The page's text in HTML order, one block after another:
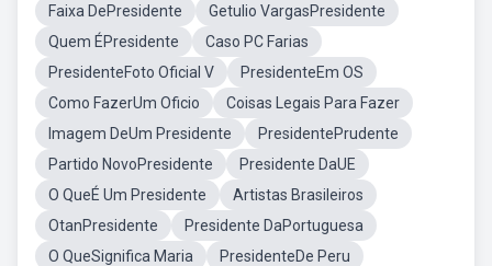
Faixa DePresidente
Getulio VargasPresidente
Quem ÉPresidente
Caso PC Farias
PresidenteFoto Oficial V
PresidenteEm OS
Como FazerUm Oficio
Coisas Legais Para Fazer
Imagem DeUm Presidente
PresidentePrudente
Partido NovoPresidente
Presidente DaUE
O QueÉ Um Presidente
Artistas Brasileiros
OtanPresidente
Presidente DaPortuguesa
O QueSignifica Maria
PresidenteDe Peru